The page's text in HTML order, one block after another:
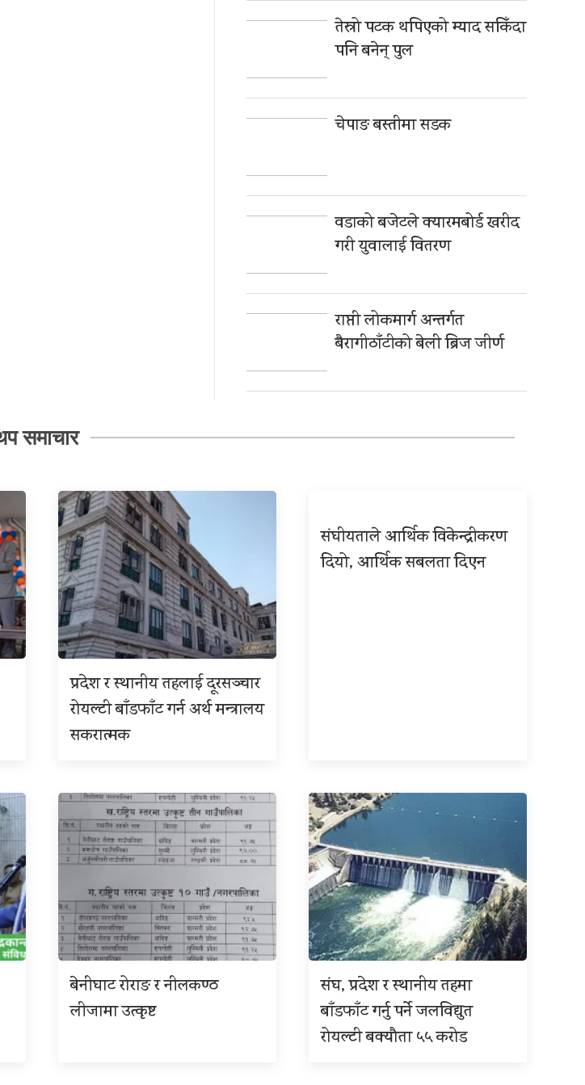
तेस्रो पटक थपिएको म्याद सकिँदा
पनि बनेन् पुल
चेपाङ बस्तीमा सडक
वडाको बजेटले क्यारमबोर्ड खरीद
गरी युवालाई वितरण
राप्ती लोकमार्ग अन्तर्गत
बैरागीठाँटीको बेली ब्रिज जीर्ण
समाचार
प्रदेश र स्थानीय तहलाई दूरसञ्चार
रोयल्टी बाँडफाँट गर्न अर्थ मन्त्रालय
सकरात्मक
संघीयताले आर्थिक विकेन्द्रीकरण
दियो, आर्थिक सबलता दिएन
बेनीघाट रोराङ र नीलकण्ठ
लीजामा उत्कृष्ट
संघ, प्रदेश र स्थानीय तहमा
बाँडफाँट गर्नु पर्ने जलविद्युत
रोयल्टी बक्यौता ५५ करोड